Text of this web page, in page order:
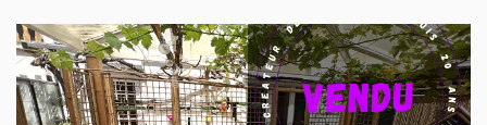
Estimez votre bien
Locations